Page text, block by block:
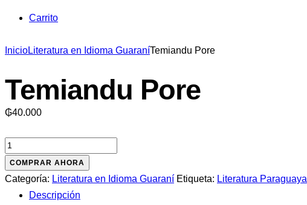
Carrito
InicioLiteratura en Idioma GuaraníTemiandu Pore
Temiandu Pore
₲40.000
Temiandu
Pore
cantidad
COMPRAR AHORA
Categoría: Literatura en Idioma Guaraní Etiqueta: Literatura Paraguaya
Descripción